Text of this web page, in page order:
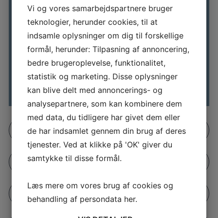
75000 Km 26-05-2021
245 HK 71,2 km/l
460 kr. halvårligt Sortmetal
Bestil prøvetur
Find sælger
Vi og vores samarbejdspartnere bruger
teknologier, herunder cookies, til at
indsamle oplysninger om dig til forskellige
formål, herunder: Tilpasning af annoncering,
bedre brugeroplevelse, funktionalitet,
statistik og marketing. Disse oplysninger
kan blive delt med annoncerings- og
analysepartnere, som kan kombinere dem
med data, du tidligere har givet dem eller
de har indsamlet gennem din brug af deres
tjenester. Ved at klikke på 'OK' giver du
samtykke til disse formål.
Læs mere om vores brug af cookies og
behandling af persondata her.